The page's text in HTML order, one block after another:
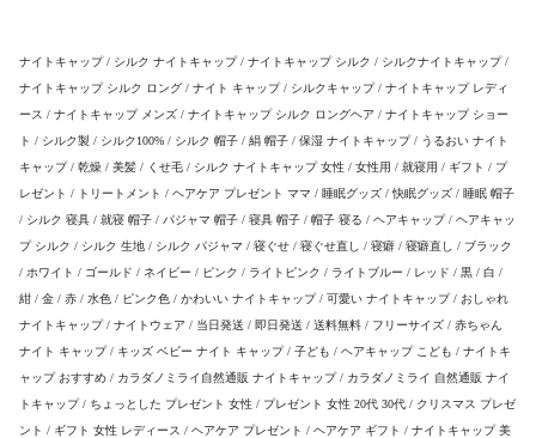
ナイトキャップ / シルク ナイトキャップ / ナイトキャップ シルク / シルクナイトキャップ /
ナイトキャップ シルク ロング / ナイト キャップ / シルクキャップ / ナイトキャップ レディ
ース / ナイトキャップ メンズ / ナイトキャップ シルク ロングヘア / ナイトキャップ ショー
ト / シルク製 / シルク100% / シルク 帽子 / 絹 帽子 / 保湿 ナイトキャップ / うるおい ナイト
キャップ / 乾燥 / 美髪 / くせ毛 / シルク ナイトキャップ 女性 / 女性用 / 就寝用 / ギフト / プ
レゼント / トリートメント / ヘアケア プレゼント ママ / 睡眠グッズ / 快眠グッズ / 睡眠 帽子
/ シルク 寝具 / 就寝 帽子 / パジャマ 帽子 / 寝具 帽子 / 帽子 寝る / ヘアキャップ / ヘアキャッ
プ シルク / シルク 生地 / シルク パジャマ / 寝ぐせ / 寝ぐせ直し / 寝癖 / 寝癖直し / ブラック
/ ホワイト / ゴールド / ネイビー / ピンク / ライトピンク / ライトブルー / レッド / 黒 / 白 /
紺 / 金 / 赤 / 水色 / ピンク色 / かわいい ナイトキャップ / 可愛い ナイトキャップ / おしゃれ
ナイトキャップ / ナイトウェア / 当日発送 / 即日発送 / 送料無料 / フリーサイズ / 赤ちゃん
ナイト キャップ / キッズ ベビー ナイト キャップ / 子ども / ヘアキャップ こども / ナイトキ
ャップ おすすめ / カラダノミライ自然通販 ナイトキャップ / カラダノミライ 自然通販 ナイ
トキャップ / ちょっとした プレゼント 女性 / プレゼント 女性 20代 30代 / クリスマス プレゼ
ント / ギフト 女性 レディース / ヘアケア プレゼント / ヘアケア ギフト / ナイトキャップ 美